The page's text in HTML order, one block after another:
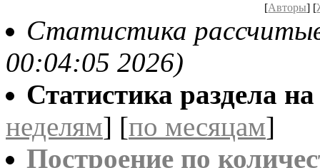
[Авторы] [
Статистика
00:04:05 2026)
Статистика раздела
неделям] [по месяцам]
Построение по